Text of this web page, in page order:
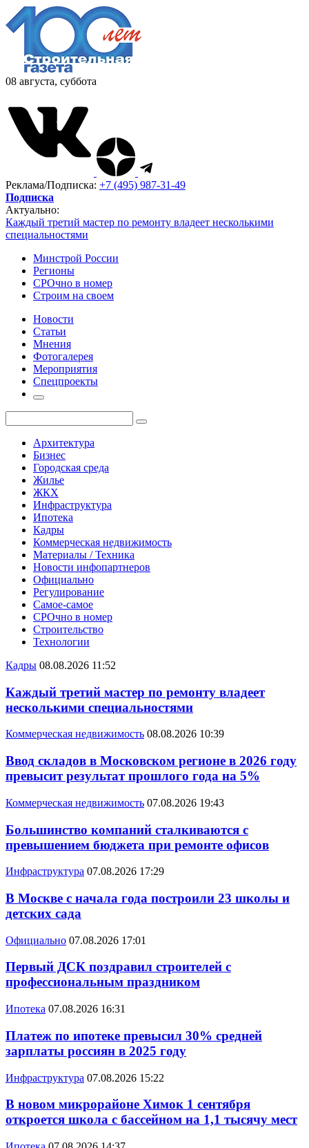
08 августа, суббота
Реклама/Подписка: +7 (495) 987-31-49
Подписка
Актуально:
Каждый третий мастер по ремонту владеет несколькими
специальностями
Минстрой России
Регионы
СРОчно в номер
Строим на своем
Новости
Статьи
Мнения
Фотогалерея
Мероприятия
Спецпроекты
Архитектура
Бизнес
Городская среда
Жилье
ЖКХ
Инфраструктура
Ипотека
Кадры
Коммерческая недвижимость
Материалы / Техника
Новости инфопартнеров
Официально
Регулирование
Самое-самое
СРОчно в номер
Строительство
Технологии
Кадры 08.08.2026 11:52
Каждый третий мастер по ремонту владеет
несколькими специальностями
Коммерческая недвижимость 08.08.2026 10:39
Ввод складов в Московском регионе в 2026 году
превысит результат прошлого года на 5%
Коммерческая недвижимость 07.08.2026 19:43
Большинство компаний сталкиваются с
превышением бюджета при ремонте офисов
Инфраструктура 07.08.2026 17:29
В Москве с начала года построили 23 школы и
детских сада
Официально 07.08.2026 17:01
Первый ДСК поздравил строителей с
профессиональным праздником
Ипотека 07.08.2026 16:31
Платеж по ипотеке превысил 30% средней
зарплаты россиян в 2025 году
Инфраструктура 07.08.2026 15:22
В новом микрорайоне Химок 1 сентября
откроется школа с бассейном на 1,1 тысячу мест